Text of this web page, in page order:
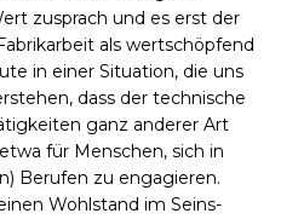
zusprach und es erst der
als wertschöpfend
in einer Situation, die uns
dass der technische
ganz anderer Art
für Menschen, sich in
Berufen zu engagieren.
Wohlstand im Seins-